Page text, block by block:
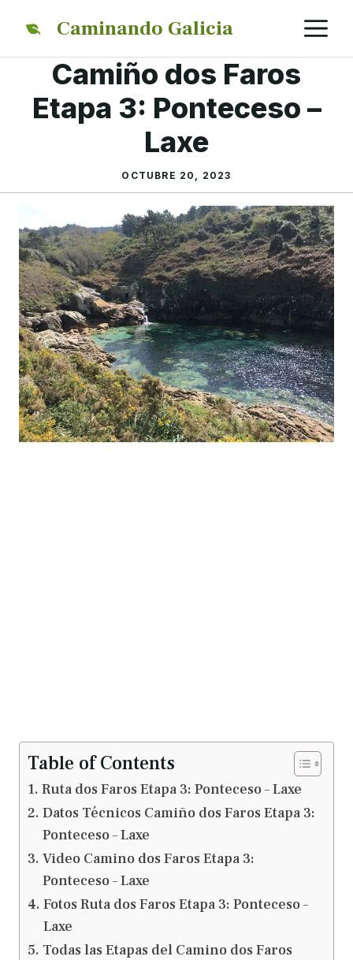
contenido
Caminando Galicia
Camiño dos Faros
Etapa 3: Ponteceso –
Laxe
OCTUBRE 20, 2023
Table of Contents
Ruta dos Faros Etapa 3: Ponteceso – Laxe
Datos Técnicos Camiño dos Faros Etapa 3:
Ponteceso – Laxe
Video Camino dos Faros Etapa 3:
Ponteceso – Laxe
Fotos Ruta dos Faros Etapa 3: Ponteceso –
Laxe
Todas las Etapas del Camino dos Faros